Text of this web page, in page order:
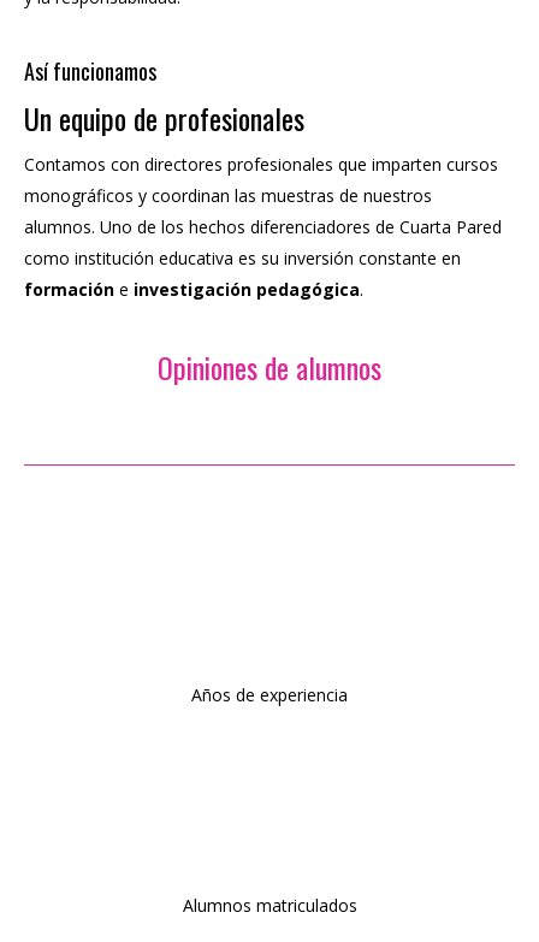
Así funcionamos
Un equipo de profesionales
Contamos con directores profesionales que imparten cursos
monográficos y coordinan las muestras de nuestros
alumnos. Uno de los hechos diferenciadores de Cuarta Pared
como institución educativa es su inversión constante en
formación e investigación pedagógica.
Opiniones de alumnos
Años de experiencia
Alumnos matriculados